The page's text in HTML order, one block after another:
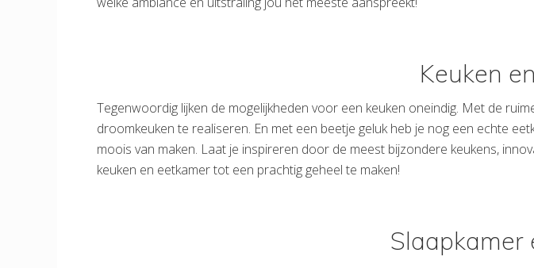
Keuken
Tegenwoordig lijken de mogelijkheden voor een keuken oneindig. Met de
droomkeuken te realiseren. En met een beetje geluk heb je nog een echte
moois van maken. Laat je inspireren door de meest bijzondere keukens,
keuken en eetkamer tot een prachtig geheel te maken!
Slaapkamer